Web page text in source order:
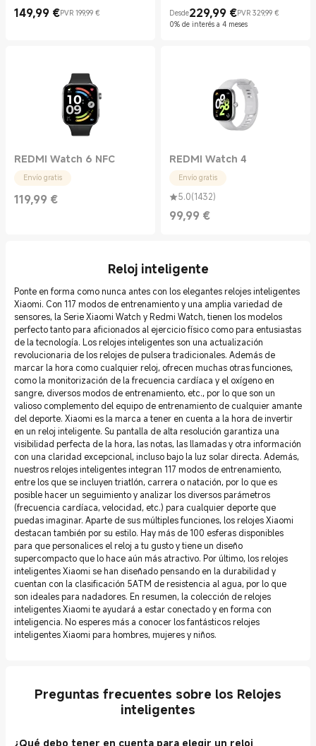
149,99 €
Current Price €149.99
PVR 199,99 €
Precio de mercado 199,99 € Desde229,99 €
Current Price €229.99PVR 329,99 €
Precio de mercado 329,99 €
0% de interés a 4 meses
REDMI Watch 6 NFC
Envío gratis
119,99 €
Current Price €119.99
REDMI Watch 4
Envío gratis
5.0(1432)
99,99 €
Current Price €99.99
Reloj inteligente
Ponte en forma como nunca antes con los elegantes relojes inteligentes
Xiaomi. Con 117 modos de entrenamiento y una amplia variedad de
sensores, la Serie Xiaomi Watch y Redmi Watch, tienen los modelos
perfecto tanto para aficionados al ejercicio físico como para entusiastas
de la tecnología. Los relojes inteligentes son una actualización
revolucionaria de los relojes de pulsera tradicionales. Además de
marcar la hora como cualquier reloj, ofrecen muchas otras funciones,
como la monitorización de la frecuencia cardíaca y el oxígeno en
sangre, diversos modos de entrenamiento, etc., por lo que son un
valioso complemento del equipo de entrenamiento de cualquier amante
del deporte. Xiaomi es la marca a tener en cuenta a la hora de invertir
en un reloj inteligente. Su pantalla de alta resolución garantiza una
visibilidad perfecta de la hora, las notas, las llamadas y otra información
con una claridad excepcional, incluso bajo la luz solar directa. Además,
nuestros relojes inteligentes integran 117 modos de entrenamiento,
entre los que se incluyen triatlón, carrera o natación, por lo que es
posible hacer un seguimiento y analizar los diversos parámetros
(frecuencia cardíaca, velocidad, etc.) para cualquier deporte que
puedas imaginar. Aparte de sus múltiples funciones, los relojes Xiaomi
destacan también por su estilo. Hay más de 100 esferas disponibles
para que personalices el reloj a tu gusto y tiene un diseño
supercompacto que lo hace aún más atractivo. Por último, los relojes
inteligentes Xiaomi se han diseñado pensando en la durabilidad y
cuentan con la clasificación 5ATM de resistencia al agua, por lo que
son ideales para nadadores. En resumen, la colección de relojes
inteligentes Xiaomi te ayudará a estar conectado y en forma con
inteligencia. No esperes más a conocer los fantásticos relojes
inteligentes Xiaomi para hombres, mujeres y niños.
Preguntas frecuentes sobre los Relojes
inteligentes
¿Qué debo tener en cuenta para elegir un reloj